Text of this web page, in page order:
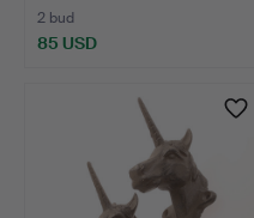
2 bud
85 USD